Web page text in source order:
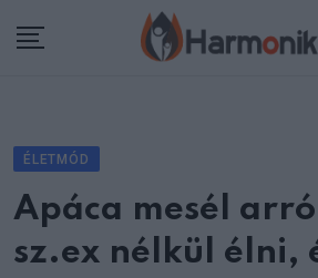
ÉLETMÓD
Apáca mesél
sz.ex nélkül élni,